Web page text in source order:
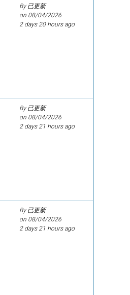
By 已更新
on 08/04/2026
2 days 20 hours ago
By 已更新
on 08/04/2026
2 days 21 hours ago
By 已更新
on 08/04/2026
2 days 21 hours ago